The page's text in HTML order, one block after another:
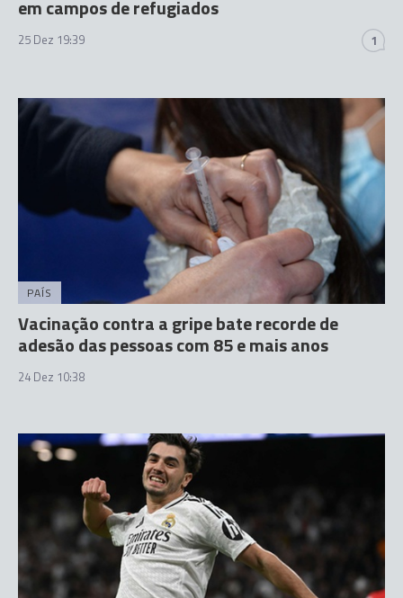
em campos de refugiados
25 Dez 19:39 1
PAÍS
Vacinação contra a gripe bate recorde de
adesão das pessoas com 85 e mais anos
24 Dez 10:38